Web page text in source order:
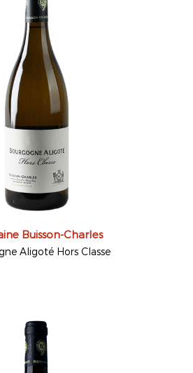
Buisson-Charles
Aligoté Hors Classe